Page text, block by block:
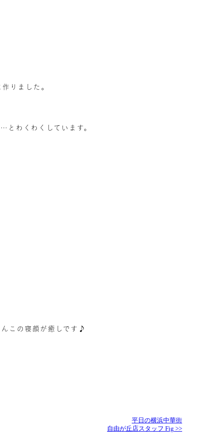
りました。
とわくわくしています。
この寝顔が癒しです♪
平日の横浜中華街
自由が丘店スタッフ Fig >>